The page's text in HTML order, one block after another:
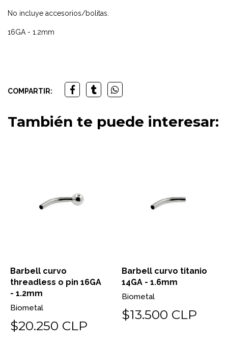
No incluye accesorios/bolitas.
16GA - 1.2mm
COMPARTIR:
También te puede interesar:
Barbell curvo
threadless o pin 16GA
- 1.2mm
Biometal
$20.250 CLP
Barbell curvo titanio
14GA - 1.6mm
Biometal
$13.500 CLP